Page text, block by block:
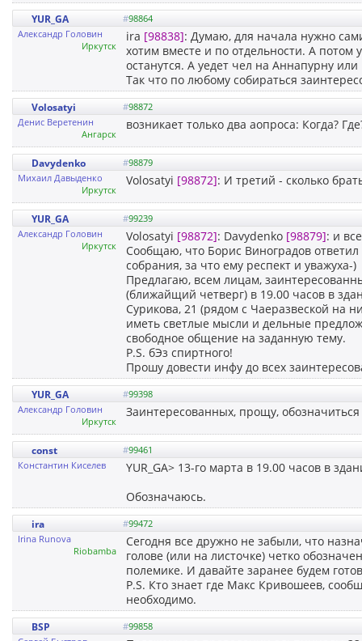
YUR_GA #98864
Александр Головин
Иркутск
ira [98838]: Думаю, для начала нужно
хотим вместе и по отдельности. А
останутся. А уедет чел на Аннапурну
Так что по любому собираться
Volosatyi #98872
Денис Веретенин
Ангарск
возникает только два аопроса: Когда?
Davydenko #98879
Михаил Давыденко
Иркутск
Volosatyi [98872]: И третий - сколько
YUR_GA #99239
Александр Головин
Иркутск
Volosatyi [98872]: Davydenko [98879]: и
Сообщаю, что Борис Виноградов
собрания, за что ему респект и уважуха-)
Предлагаю, всем лицам,
(ближайщий четверг) в 19.00 часов в
Сурикова, 21 (рядом с Чаеразвеской на
иметь светлые мысли и дельные
свободное общение на заданную тему.
P.S. бЭз спиртного!
Прошу довести инфу до всех
YUR_GA #99398
Александр Головин
Иркутск
Заинтересованных, прощу,
const #99461
Константин Киселев
YUR_GA> 13-го марта в 19.00 часов в
Обозначаюсь.
ira #99472
Irina Runova
Riobamba
Сегодня все дружно не забыли, что
голове (или на листочке) четко
полемике. И давайте заранее будем
P.S. Кто знает где Макс Кривошеев,
необходимо.
BSP #99858